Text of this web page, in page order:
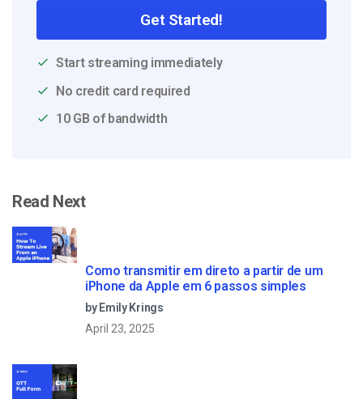
Get Started!
Start streaming immediately
No credit card required
10 GB of bandwidth
Read Next
Como transmitir em direto a partir de um
iPhone da Apple em 6 passos simples
by Emily Krings
April 23, 2025